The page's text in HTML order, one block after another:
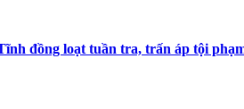
đồng loạt tuần tra, trấn áp tội